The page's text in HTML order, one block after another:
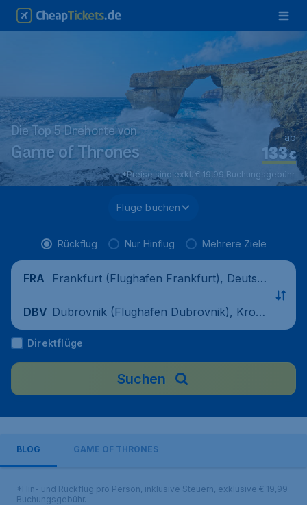
Die Top 5 Drehorte von
Game of Thrones €
133
ab
*Preise sind exkl. € 19,99 Buchungsgebühr.
Flüge buchen
Rückflug Nur Hinflug Mehrere Ziele
FRA
Frankfurt (Flughafen Frankfurt), Deutsc
DBV Dubrovnik (Flughafen Dubrovnik), Kroati
en
Direktflüge
Suchen
BLOG GAME OF THRONES
*Hin- und Rückflug pro Person, inklusive Steuern, exklusive € 19,99
Buchungsgebühr.